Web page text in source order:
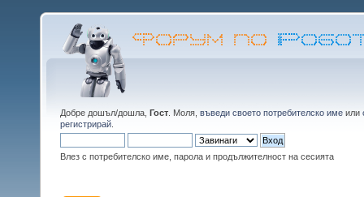
Добре дошъл/дошла, Гост . Моля, въведи своето потребителско име или
регистрирай
Влез с потребителско име, парола и продължителност на сесията